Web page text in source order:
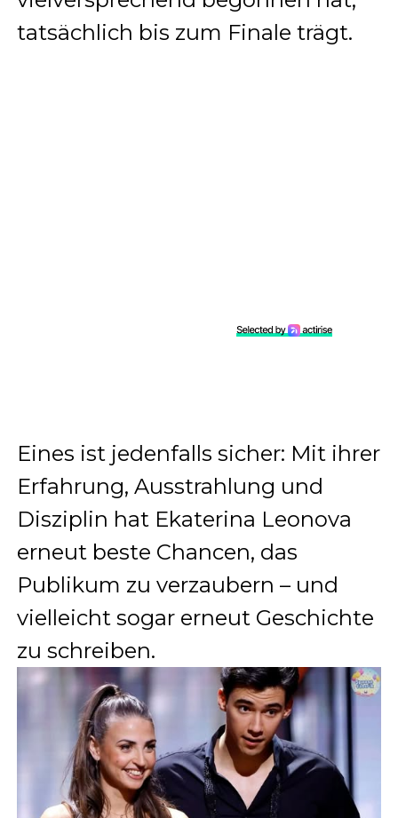
tatsächlich bis zum Finale trägt.
Eines ist jedenfalls sicher: Mit ihrer
Erfahrung, Ausstrahlung und
Disziplin hat Ekaterina Leonova
erneut beste Chancen, das
Publikum zu verzaubern – und
vielleicht sogar erneut Geschichte
zu schreiben.